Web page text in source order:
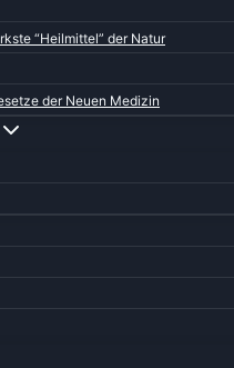
“Heilmittel” der Natur
der Neuen Medizin